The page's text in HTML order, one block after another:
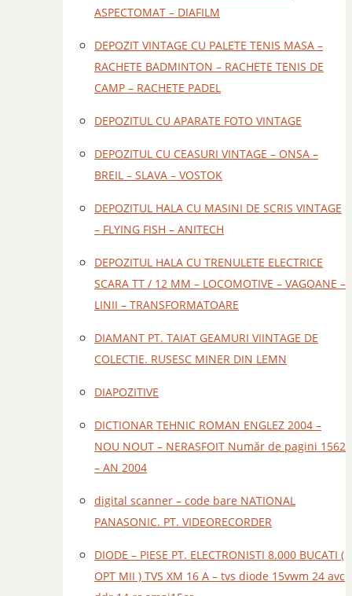
ASPECTOMAT – DIAFILM
DEPOZIT VINTAGE CU PALETE TENIS MASA –
RACHETE BADMINTON – RACHETE TENIS DE
CAMP – RACHETE PADEL
DEPOZITUL CU APARATE FOTO VINTAGE
DEPOZITUL CU CEASURI VINTAGE – ONSA –
BREIL – SLAVA – VOSTOK
DEPOZITUL HALA CU MASINI DE SCRIS VINTAGE
– FLYING FISH – ANITECH
DEPOZITUL HALA CU TRENULETE ELECTRICE
SCARA TT / 12 MM – LOCOMOTIVE – VAGOANE –
LINII – TRANSFORMATOARE
DIAMANT PT. TAIAT GEAMURI VIINTAGE DE
COLECTIE. RUSESC MINER DIN LEMN
DIAPOZITIVE
DICTIONAR TEHNIC ROMAN ENGLEZ 2004 –
NOU NOUT – NERASFOIT Număr de pagini 1562
– AN 2004
digital scanner – code bare NATIONAL
PANASONIC. PT. VIDEORECORDER
DIODE – PIESE PT. ELECTRONISTI 8.000 BUCATI (
OPT MII ) TVS XM 16 A – tvs diode 15vwm 24 avc